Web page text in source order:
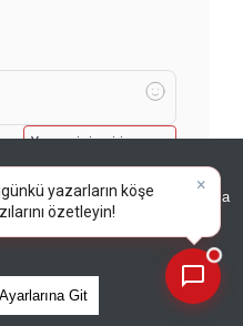
sitemizde
KVKK ve GDPR kapsamında
Aydınlatma Metnimizi
Git
Yorum için giriş yapın
×
yazarların köşe
özetleyin!